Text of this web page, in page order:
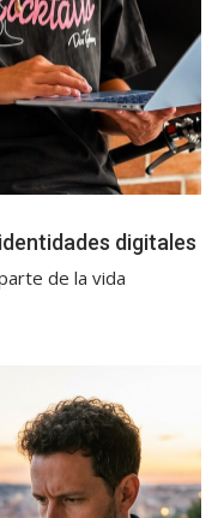
digitales
de la vida